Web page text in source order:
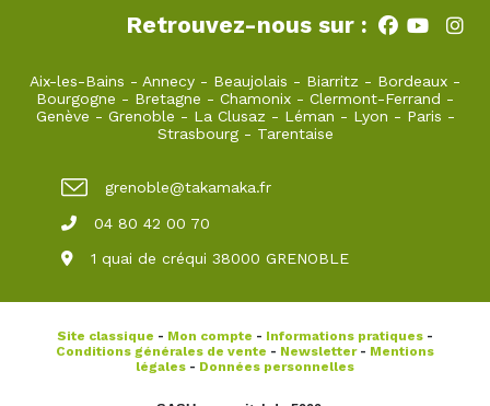
Retrouvez-nous sur :
Aix-les-Bains - Annecy - Beaujolais - Biarritz - Bordeaux -
Bourgogne - Bretagne - Chamonix - Clermont-Ferrand -
Genève - Grenoble - La Clusaz - Léman - Lyon - Paris -
Strasbourg- Tarentaise
grenoble@takamaka.fr
04 80 42 00 70
1 quai de créqui 38000 GRENOBLE
Site classique - Mon compte - Informations pratiques -
Conditions générales de vente - Newsletter- Mentions
légales - Données personnelles